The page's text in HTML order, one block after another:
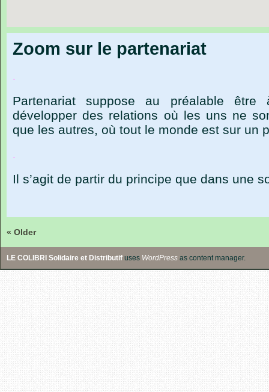
Zoom sur le partenariat
.
Partenariat suppose au préalable être
développer des relations où les uns ne
que les autres, où tout le monde est sur un
.
Il s’agit de partir du principe que dans une
« Older
LE COLIBRI Solidaire et Distributif uses WordPress as content manager.